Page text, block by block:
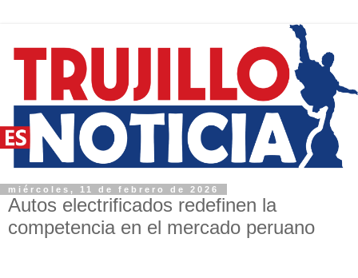
miércoles, 11 de febrero de 2026
Autos electrificados redefinen la
competencia en el mercado peruano